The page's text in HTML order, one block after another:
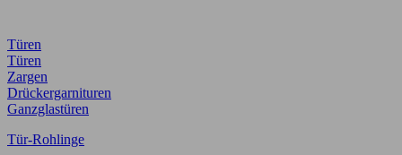
Türen
Türen
Zargen
Drückergarnituren
Ganzglastüren
Tür-Rohlinge